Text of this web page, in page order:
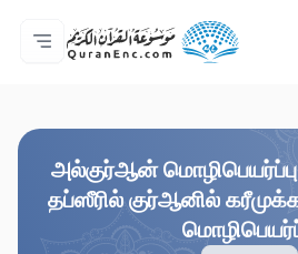
முகப்பு
மொழிபெயர்ப்பு அட்டவணை
Audio
வடிவமைப்போரின் பணிகள் -
வேலைத் திட்டம் தொடர்பாக
எம்மோடு தொடர்புகொள்ள
மொழி
அல்குர்ஆன்
தப்ஸீரில் குர்ஆனில்